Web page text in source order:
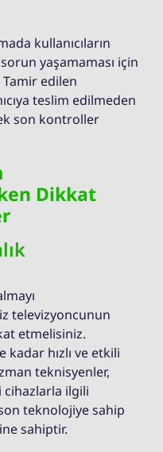
kullanıcıların
yaşamaması için
edilen
teslim edilmeden
son kontroller
Dikkat
televizyoncunun
etmelisiniz.
kadar hızlı ve etkili
teknisyenler,
ilgili
teknolojiye sahip
sahiptir.